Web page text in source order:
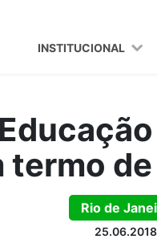
INSTITUCIONAL
termo
Rio de
25.06.2018